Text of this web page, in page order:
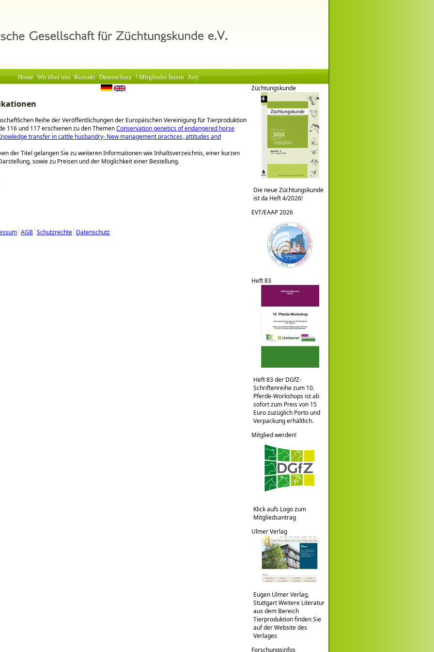
Home Wir über uns Kontakt Datenschutz ! Mitglieder Intern Jury
Reihe der Veröffentlichungen der Europäischen Vereinigung für Tierproduktion
116 und 117 erschienen zu den ThemenConservation genetics of endangered horse
transfer in cattle husbandry- New management practices, attitudes and
der Titel gelangen Sie zu weiteren Informationen wie Inhaltsverzeichnis, einer kurzen
sowie zu Preisen und der Möglichkeit einer Bestellung.
AGB Schutzrechte Datenschutz
Züchtungskunde
Die neue Züchtungskunde
ist da Heft 4/2026!
EVT/EAAP 2026
Heft 83
Heft 83 der DGfZ-
Schriftenreihe zum 10.
Pferde-Workshops ist ab
sofort zum Preis von 15
Euro zuzüglich Porto und
Verpackung erhältlich.
Mitglied werden!
Klick aufs Logo zum
Mitgliedsantrag
Ulmer Verlag
Eugen Ulmer Verlag,
Stuttgart Weitere Literatur
aus dem Bereich
Tierproduktion finden Sie
auf der Website des
Verlages
Forschungsinfos